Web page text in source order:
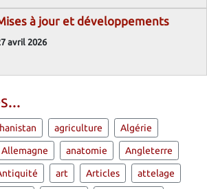
à jour et développements
avril 2026
agriculture Algérie
Allemagne anatomie Angleterre
art Articles attelage